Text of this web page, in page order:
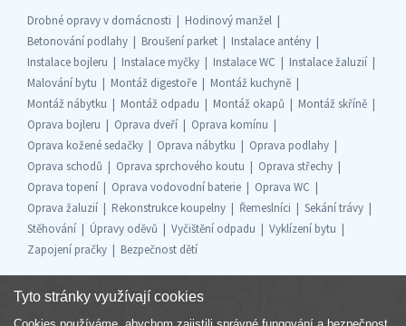
Drobné opravy v domácnosti
Hodinový manžel
Betonování podlahy
Broušení parket
Instalace antény
Instalace bojleru
Instalace myčky Instalace WC
Instalace žaluzií
Malování bytu
Montáž digestoře
Montáž kuchyně
Montáž nábytku
Montáž odpadu Montáž okapů
Montáž skříně
Oprava bojleru
Oprava dveří
Oprava komínu
Oprava kožené sedačky
Oprava nábytku
Oprava podlahy
Oprava schodů
Oprava sprchového koutu
Oprava střechy
Oprava topení
Oprava vodovodní baterie
Oprava WC
Oprava žaluzií
Rekonstrukce koupelny Řemeslníci
Sekání trávy
Stěhování
Úpravy oděvů Vyčištění odpadu
Vyklízení bytu
Zapojení pračky
Bezpečnost dětí
Tyto stránky využívají cookies